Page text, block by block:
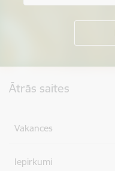
Ātrās saites
Vakances
Iepirkumi